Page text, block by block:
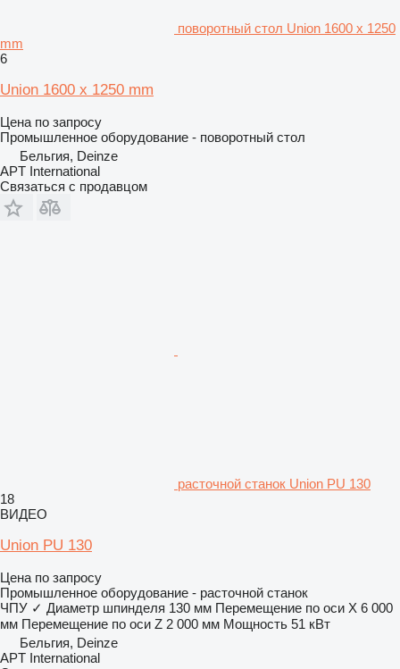
поворотный стол Union 1600 x 1250
mm
6
Union 1600 x 1250 mm
Цена по запросу
Промышленное оборудование - поворотный стол
Бельгия, Deinze
APT International
Связаться с продавцом
расточной станок Union PU 130
18
ВИДЕО
Union PU 130
Цена по запросу
Промышленное оборудование - расточной станок
ЧПУ ✓ Диаметр шпинделя 130 мм Перемещение по оси X 6 000
мм Перемещение по оси Z 2 000 мм Мощность 51 кВт
Бельгия, Deinze
APT International